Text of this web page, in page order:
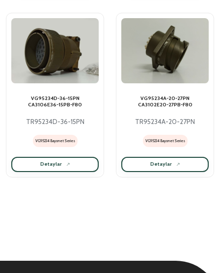
VG95234D-36-15PN
CA3106E36-15PB-F80
TR95234D-36-15PN
VG95234 Bayonet Series
Detaylar
VG95234A-20-27PN
CA3102E20-27PB-F80
TR95234A-20-27PN
VG95234 Bayonet Series
Detaylar